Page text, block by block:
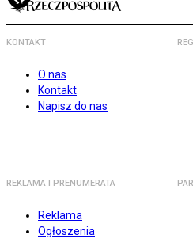
KONTAKT
O nas
Kontakt
Napisz do nas
REKLAMA I PRENUMERATA
Reklama
Ogłoszenia